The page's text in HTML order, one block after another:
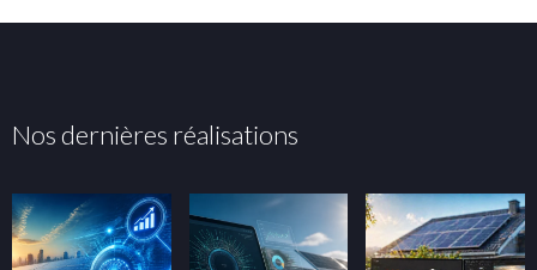
Nos dernières réalisations